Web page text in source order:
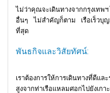
ไม่ว่าคุณจะเดินทางจากกรุงเทพฯ
อื่นๆ ไม่สำคัญก็ตาม เรือเร็วบุญ
ที่สุด
พันธกิจและวิสัยทัศน์:
เราต้องการให้การเดินทางที่ดีแล
สูงจากท่าเรือแหลมศอกไปยังเ